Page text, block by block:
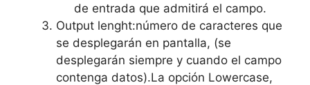
de entrada que admitirá el campo.
Output lenght:número de caracteres que
se desplegarán en pantalla, (se
desplegarán siempre y cuando el campo
contenga datos).La opción Lowercase,